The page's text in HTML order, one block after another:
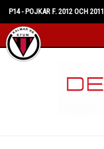
P14 - POJKAR F. 2012 OCH 2011
HEM